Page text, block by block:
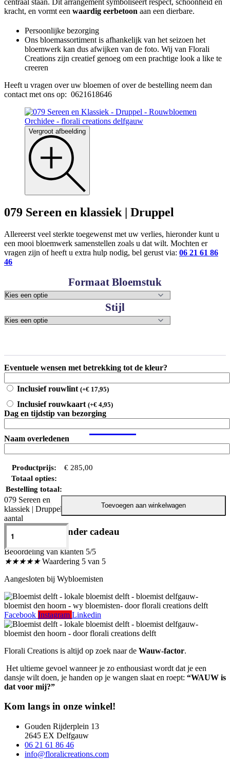
centraal staan. Dit arrangement symboliseert respect, schoonheid en
kracht, en vormt een waardig eerbetoon aan een dierbare.
Persoonlijke bezorging
Ons bloemassortiment is afhankelijk van het seizoen het
bloemwerk kan dus afwijken van de foto. Wij van Florali
Creations zijn creatief genoeg om een prachtige look a like te
creeren
Heeft u vragen over uw bloemen of over de bestelling neem dan
contact met ons op: 0621618646
Vergroot afbeelding
079 Sereen en klassiek | Druppel
Allereerst veel sterkte toegewenst met uw verlies, hieronder kunt u
een mooi bloemwerk samenstellen zoals u dat wilt. Mochten er
vragen zijn of heeft u extra hulp nodig, bel gerust via: 06 21 61 86
46
Formaat Bloemstuk
Stijl
Eventuele wensen met betrekking tot de kleur?
Inclusief rouwlint (+€ 17,95)
Inclusief rouwkaart (+€ 4,95)
Dag en tijdstip van bezorging
Naam overledenen
Productprijs: € 285,00
Totaal opties:
Bestelling totaal:
079 Sereen en
klassiek | Druppel
aantal
Toevoegen aan winkelwagen
Altijd een bijzonder cadeau
Beoordeling van klanten 5/5
★★★★★ Waardering 5 van 5
Aangesloten bij Wybloemisten
Facebook Instagram Linkedin
Florali Creations is altijd op zoek naar de Wauw-factor.
Het ultieme gevoel wanneer je zo enthousiast wordt dat je een
dansje wilt doen, je handen op je wangen slaat en roept: “WAUW is
dat voor mij?”
Kom langs in onze winkel!
Gouden Rijderplein 13
2645 EX Delfgauw
06 21 61 86 46
info@floralicreations.com